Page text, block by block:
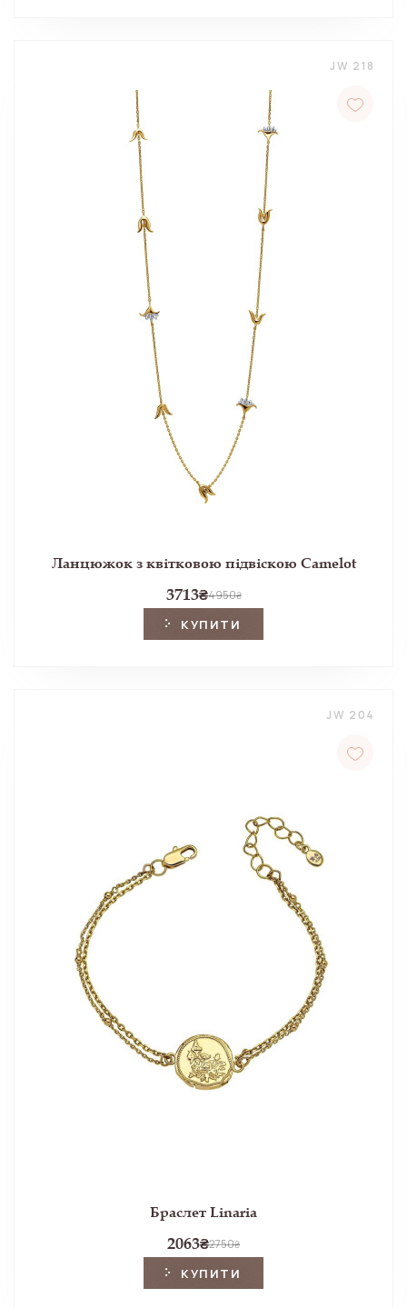
JW 218
Ланцюжок з квітковою підвіскою Camelot
3713₴4950₴
КУПИТИ
JW 204
Браслет Linaria
2063₴2750₴
КУПИТИ